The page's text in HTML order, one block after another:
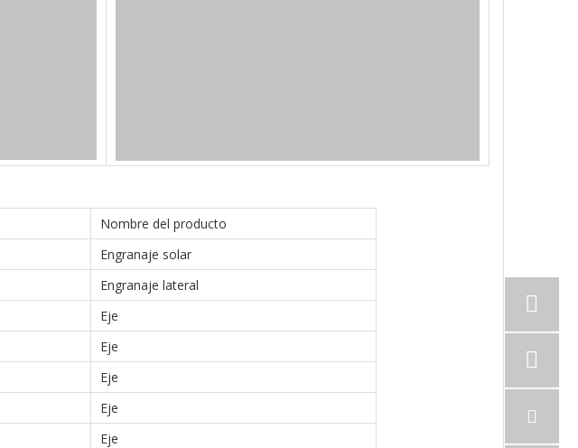
Nombre del producto
Engranaje solar
Engranaje lateral
Eje
Eje
Eje
Eje
Eje